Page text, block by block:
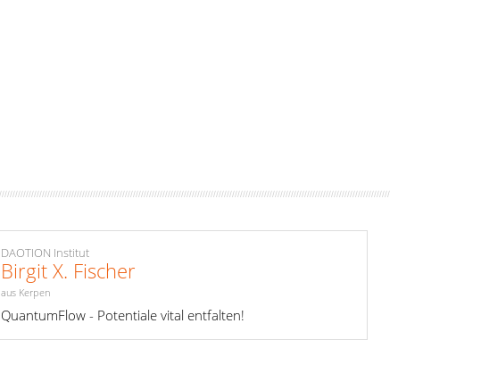
DAOTION Institut
Birgit X. Fischer
aus Kerpen
QuantumFlow - Potentiale vital entfalten!